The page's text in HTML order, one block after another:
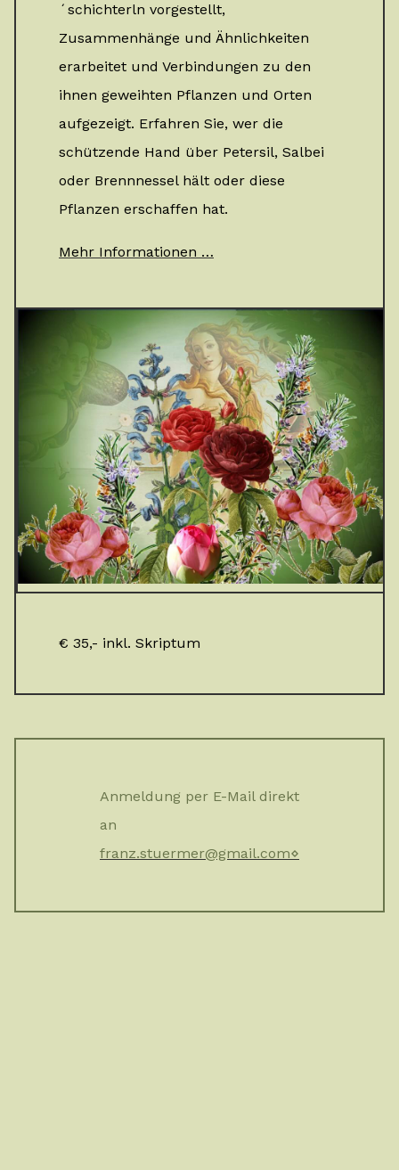
´schichterln vorgestellt,
Zusammenhänge und Ähnlichkeiten
erarbeitet und Verbindungen zu den
ihnen geweihten Pflanzen und Orten
aufgezeigt. Erfahren Sie, wer die
schützende Hand über Petersil, Salbei
oder Brennnessel hält oder diese
Pflanzen erschaffen hat.
Mehr Informationen …
€ 35,- inkl. Skriptum
Anmeldung per E-Mail direkt
an
franz.stuermer@gmail.com